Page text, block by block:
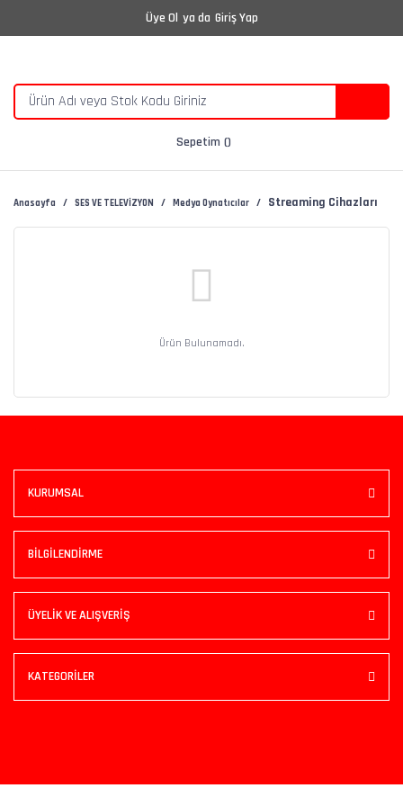
Üye Ol ya da Giriş Yap
Sepetim
Anasayfa SES VE TELEVİZYON Medya Oynatıcılar Streaming Cihazları
Ürün Bulunamadı.
KURUMSAL
BİLGİLENDİRME
ÜYELİK VE ALIŞVERİŞ
KATEGORİLER